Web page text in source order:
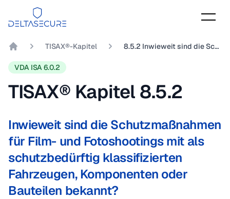
DeltaSecure
TISAX®-Kapitel 8.5.2 Inwieweit sind die Schutzmaßnahmen für Film- und Fotoshootings mit als schutzbedürftig klassifizierten Fahrzeugen, Komponenten oder Bauteilen bekannt?
VDA ISA 6.0.2
TISAX® Kapitel 8.5.2
Inwieweit sind die Schutzmaßnahmen
für Film- und Fotoshootings mit als
schutzbedürftig klassifizierten
Fahrzeugen, Komponenten oder
Bauteilen bekannt?